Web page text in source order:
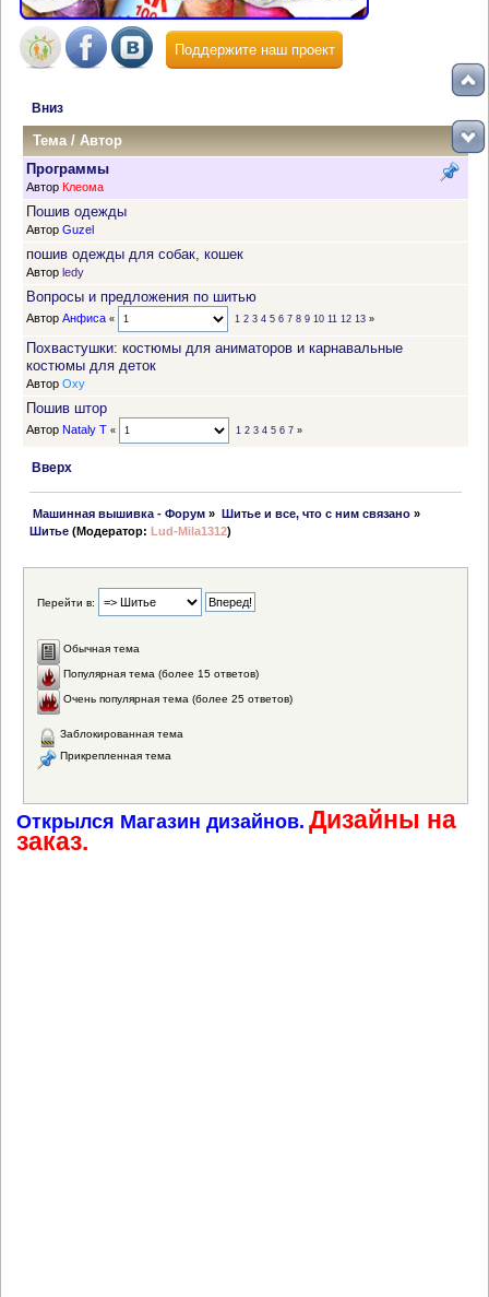
Поддержите наш проект
Вниз
Тема/Автор
Программы
Автор Клеома
Пошив одежды
Автор Guzel
пошив одежды для собак, кошек
Автор ledy
Вопросы и предложения по шитью
Автор Анфиса « 1 2 3 4 5 6 7 8 9 10 11 12 13»
Похвастушки: костюмы для аниматоров и карнавальные
костюмы для деток
Автор Oxy
Пошив штор
Автор Nataly T « 1 2 3 4 5 6 7»
Вверх
Машинная вышивка - Форум » Шитье и все, что с ним связано»
Шитье (Модератор: Lud-Mila1312)
Перейти в:
Обычная тема
Популярная тема (более 15 ответов)
Очень популярная тема (более 25 ответов)
Заблокированная тема
Прикрепленная тема
Открылся Магазин дизайнов. Дизайны на
заказ.